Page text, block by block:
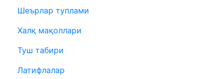
Шеърлар туплами
Халқ мақоллари
Туш табири
Латифлалар